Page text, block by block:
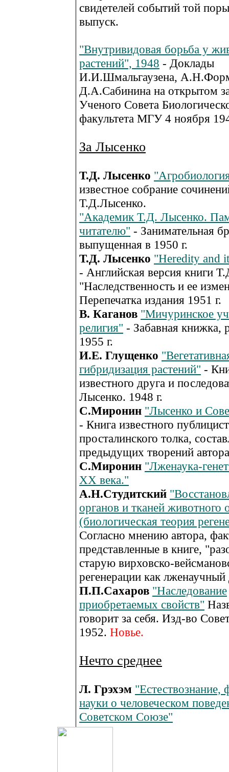
свидетелей событий той
выпуск.
"Внутривидовая борьба у
растений", 1948 - Доклады
И.И.Шмальгаузена,
Д.А.Сабинина на открытом
Ученого Совета
факультета МГУ 4 ноября
За Лысенко
Т.Д. Лысенко
известное собрание
Т.Д.Лысенко.
"Академик Т.Д. Лысенко.
читателю" - Занимательная
выпущенная в 1950 г.
Т.Д. Лысенко "Heredity and
- Английская версия книги
"Наследственность и ее
Перепечатка издания 1951 г.
В. Каганов "Мичуринское
религия" - Забавная книжка,
1955 г.
И.Е. Глущенко
гибридизация растений" -
известного друга и
Лысенко. 1948 г.
С.Миронин "Лысенко и
- Книга известного
просталинского толка,
предыдущих творений
С.Миронин "Лженаука-
XX века."
А.Н.Студитский
органов и тканей животного
(биологическая теория
Согласно мнению автора,
представленные в книге,
старую вирховско-
регенерации как
П.П.Сахаров "Наследование
приобретаемых свойств"
говорит за себя. Изд-во
1952. Новье.
Нечто среднее
Л. Грэхэм "Естествознание,
науки о человеческом
Советском Союзе"